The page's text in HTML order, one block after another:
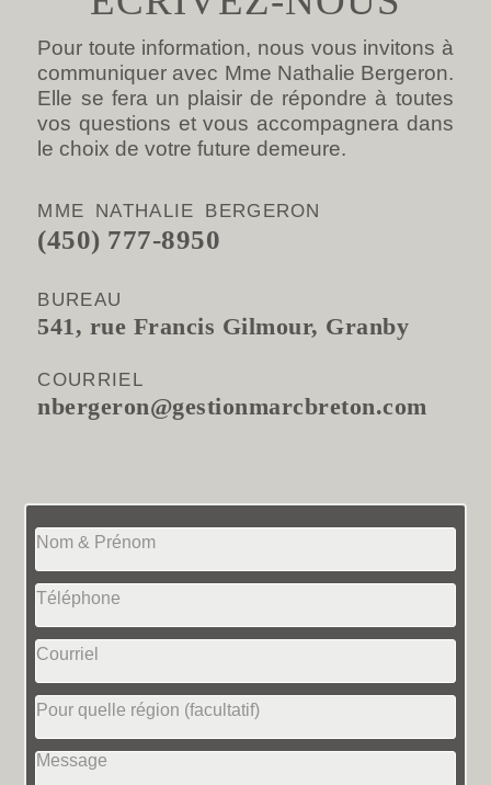
Pour toute information, nous vous invitons à
communiquer avec Mme Nathalie Bergeron.
Elle se fera un plaisir de répondre à toutes
vos questions et vous accompagnera dans
le choix de votre future demeure.
MME NATHALIE BERGERON
(450) 777-8950
BUREAU
541, rue Francis Gilmour, Granby
COURRIEL
nbergeron@gestionmarcbreton.com
Nom
Téléphone
Courriel
Région
Message